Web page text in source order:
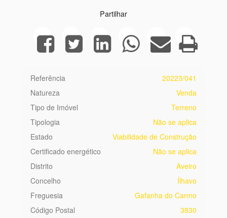
Partilhar
Referência
20223/041
Natureza
Venda
Tipo de Imóvel
Terreno
Tipologia
Não se aplica
Estado
Viabilidade de Construção
Certificado energético
Não se aplica
Distrito
Aveiro
Concelho
Ílhavo
Freguesia
Gafanha do Carmo
Código Postal
3830